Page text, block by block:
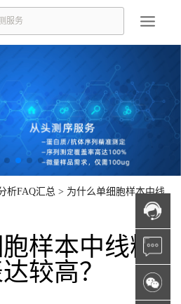
析FAQ汇总 > 为什么单细胞样本中线
样本中线粒
较高？